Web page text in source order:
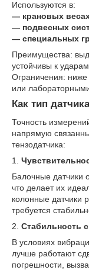
Используются в:
— крановых
— подвесных
— специальных
Преимущества:
устойчивы к
Ограничения: ниже
или
Как тип
Точность
напрямую
тензодатчика:
1.
Балочные датчики
что делает их
колонные датчики
требуется
2. Стабильность
В условиях
лучше работают
погрешности,